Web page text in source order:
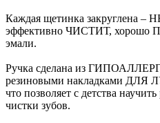
Каждая щетинка закруглена
эффективно ЧИСТИТ,
эмали.
Ручка сделана из
резиновыми накладками
что позволяет с детства
чистки зубов.